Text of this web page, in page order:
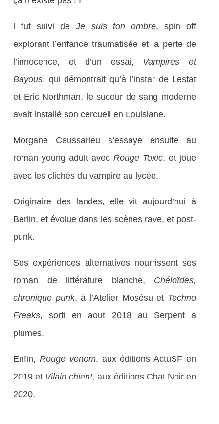
l fut suivi deJe suis ton ombre, spin off
explorant l’enfance traumatisée et la perte de
l’innocence, et d’un essai, Vampires et
Bayous, qui démontrait qu’à l’instar de Lestat
et Eric Northman, le suceur de sang moderne
avait installé son cercueil en Louisiane.
Morgane Caussarieu s’essaye ensuite au
roman young adult avec Rouge Toxic, et joue
avec les clichés du vampire au lycée.
Originaire des landes, elle vit aujourd’hui à
Berlin, et évolue dans les scènes rave, et post-
punk.
Ses expériences alternatives nourrissent ses
roman de littérature blanche, Chéloïdes,
chronique punk, à l’Atelier Mosésu et Techno
Freaks, sorti en aout 2018 au Serpent à
plumes.
Enfin, Rouge venom, aux éditions ActuSF en
2019 et Vilain chien!, aux éditions Chat Noir en
2020.